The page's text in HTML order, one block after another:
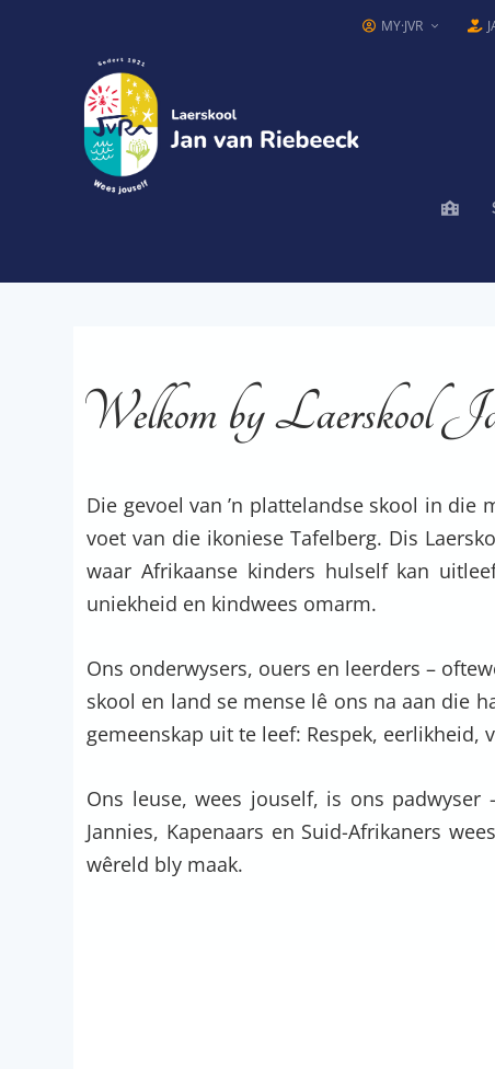
MY·JVR
Welkom by Laerskool
Die gevoel van ’n plattelandse skool in die
voet van die ikoniese Tafelberg. Dis
waar Afrikaanse kinders hulself kan
uniekheid en kindwees omarm.
Ons onderwysers, ouers en leerders –
skool en land se mense lê ons na aan die
gemeenskap uit te leef: Respek, eerlikheid,
Ons leuse, wees jouself, is ons
Jannies, Kapenaars en Suid-Afrikaners
wêreld bly maak.